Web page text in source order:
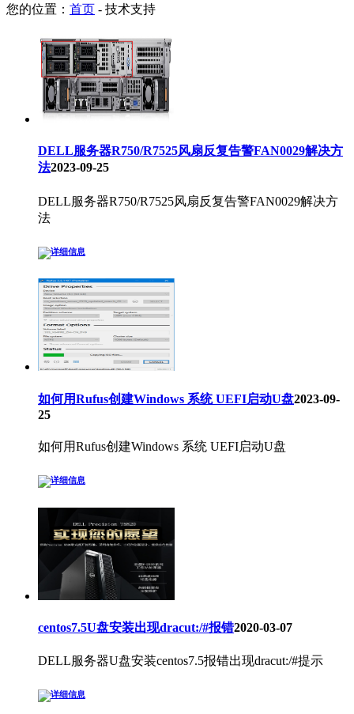
您的位置： 首页 - 技术支持
DELL服务器R750/R7525风扇反复告警FAN0029解决方
法2023-09-25
DELL服务器R750/R7525风扇反复告警FAN0029解决方
法
如何用Rufus创建Windows 系统 UEFI启动U盘2023-09-
25
如何用Rufus创建Windows 系统 UEFI启动U盘
centos7.5U盘安装出现dracut:/#报错2020-03-07
DELL服务器U盘安装centos7.5报错出现dracut:/#提示